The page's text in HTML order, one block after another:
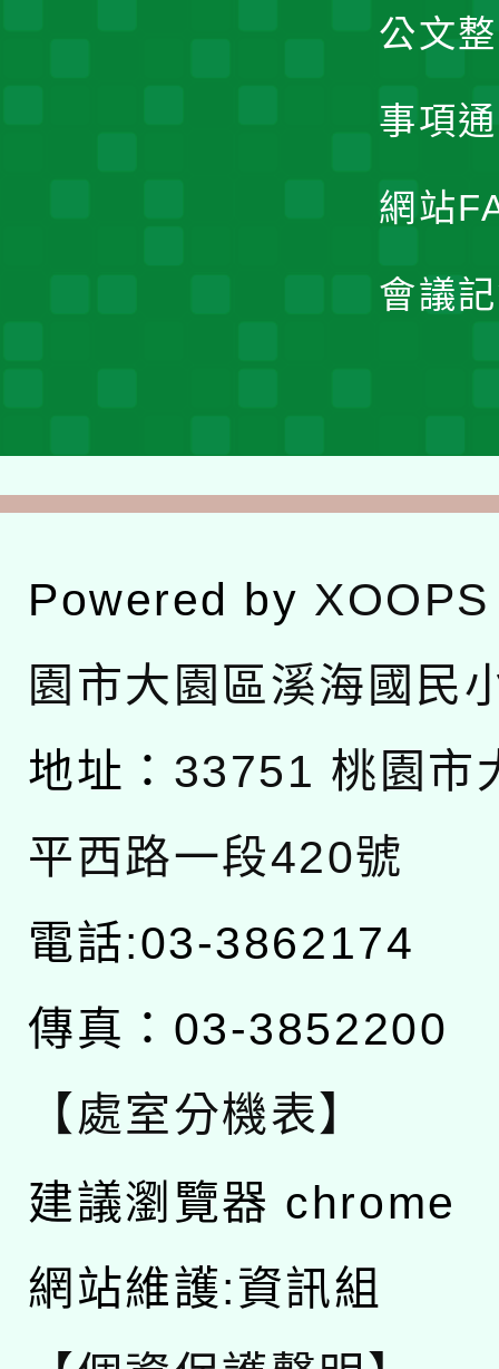
公文
事項
網站
會議
Powered by XOOPS
園市大園區溪海國民
地址： 33751 桃園市
平西路一段420號
電話:03-3862174
傳真：03-3852200
【處室分機表】
建議瀏覽器 chrome
網站維護:資訊組